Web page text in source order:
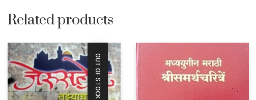
Related products
OUT OF STOCK